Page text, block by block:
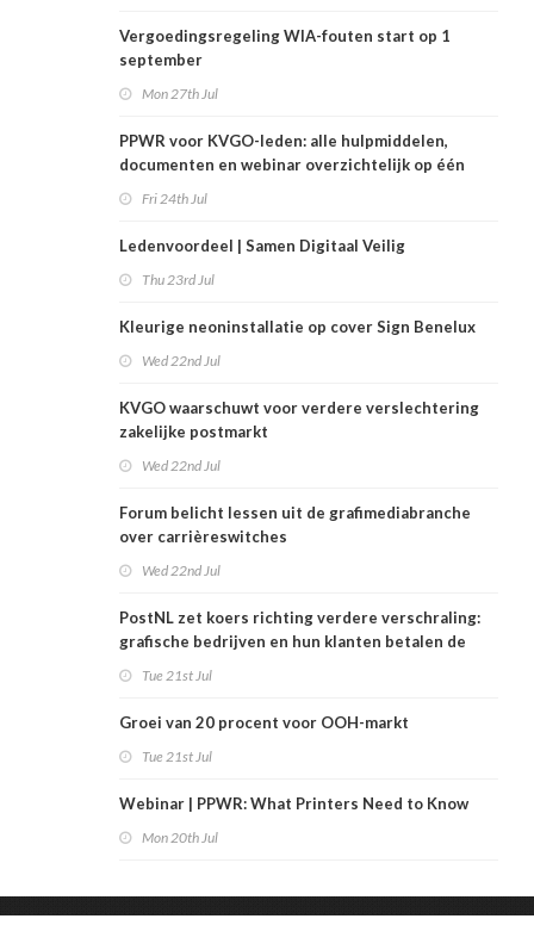
Vergoedingsregeling WIA-fouten start op 1
september
Mon 27th Jul
PPWR voor KVGO-leden: alle hulpmiddelen,
documenten en webinar overzichtelijk op één
Fri 24th Jul
Ledenvoordeel | Samen Digitaal Veilig
Thu 23rd Jul
Kleurige neoninstallatie op cover Sign Benelux
Wed 22nd Jul
KVGO waarschuwt voor verdere verslechtering
zakelijke postmarkt
Wed 22nd Jul
Forum belicht lessen uit de grafimediabranche
over carrièreswitches
Wed 22nd Jul
PostNL zet koers richting verdere verschraling:
grafische bedrijven en hun klanten betalen de
Tue 21st Jul
Groei van 20 procent voor OOH-markt
Tue 21st Jul
Webinar | PPWR: What Printers Need to Know
Mon 20th Jul